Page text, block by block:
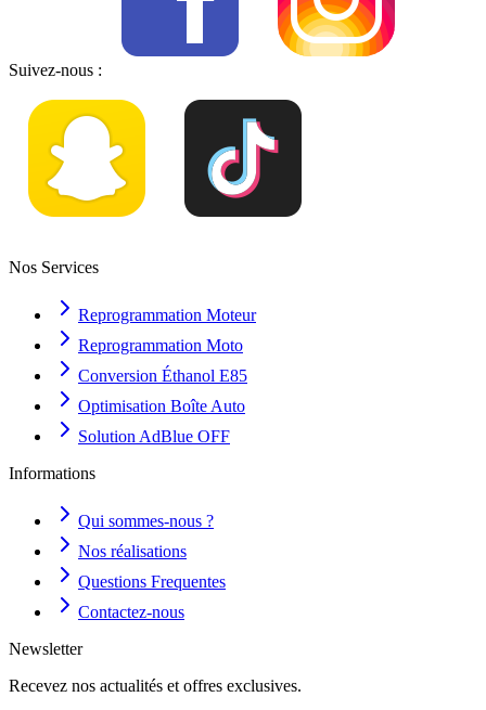
Suivez-nous :
Nos Services
Reprogrammation Moteur
Reprogrammation Moto
Conversion Éthanol E85
Optimisation Boîte Auto
Solution AdBlue OFF
Informations
Qui sommes-nous ?
Nos réalisations
Questions Frequentes
Contactez-nous
Newsletter
Recevez nos actualités et offres exclusives.